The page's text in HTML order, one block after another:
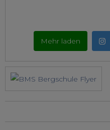
Mehr laden